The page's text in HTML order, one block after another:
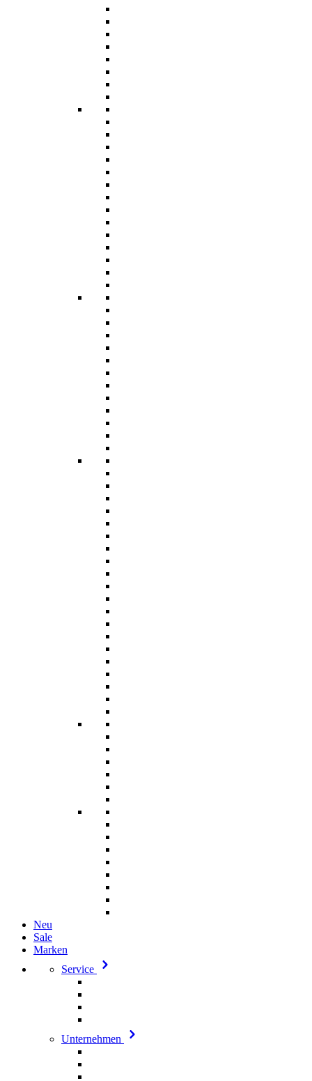
Neu
Sale
Marken
Service
Unternehmen